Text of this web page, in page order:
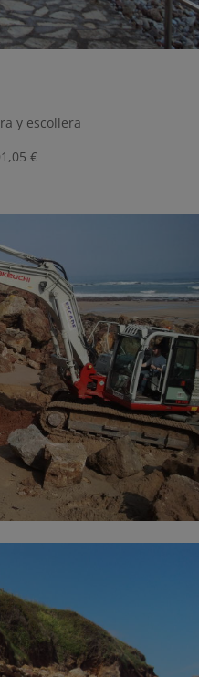
y escollera
€